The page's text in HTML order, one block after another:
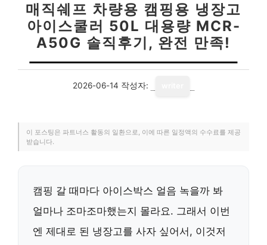
매직쉐프 차량용 캠핑용 냉장고
아이스쿨러 50L 대용량 MCR-
A50G 솔직후기, 완전 만족!
2026-06-14 작성자:
이 포스팅은 파트너스 활동의 일환으로, 이에 따른 일정액의 수수료를 제공
받습니다.
캠핑 갈 때마다 아이스박스 얼음 녹을까 봐
얼마나 조마조마했는지 몰라요. 그래서 이번
엔 제대로 된 냉장고를 사자 싶어서, 이것저